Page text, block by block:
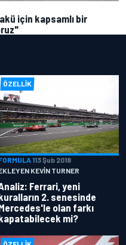
için kapsamlı bir
ÖZELLIK
113 Şub 2018
KEVIN TURNER
Ferrari, yeni
2. senesinde
olan farkı
mi?